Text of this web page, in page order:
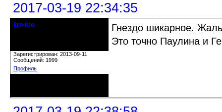
2017-03-19 22:34:35
kro-kro
Зарегистрирован: 2013-09-11
Сообщений: 1999
Профиль
Гнездо шикарное.
Это точно Паулина и